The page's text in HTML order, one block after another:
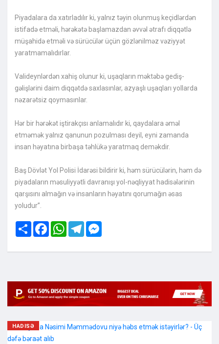
Piyadalara da xatırladılır ki, yalnız təyin olunmuş keçidlərdən
istifadə etməli, hərəkətə başlamazdan əvvəl ətrafı diqqətlə
müşahidə etməli və sürücülər üçün gözlənilməz vəziyyət
yaratmamalıdırlar.
Valideynlərdən xahiş olunur ki, uşaqların məktəbə gediş-
gəlişlərini daim diqqətdə saxlasınlar, azyaşlı uşaqları yollarda
nəzarətsiz qoymasınlar.
Hər bir hərəkət iştirakçısı anlamalıdır ki, qaydalara əməl
etməmək yalnız qanunun pozulması deyil, eyni zamanda
insan həyatına birbaşa təhlükə yaratmaq deməkdir.
Baş Dövlət Yol Polisi İdarəsi bildirir ki, həm sürücülərin, həm də
piyadaların məsuliyyətli davranışı yol-nəqliyyat hadisələrinin
qarşısını almağın və insanların həyatını qorumağın əsas
yoludur”.
Share FacebookWhatsAppTelegram
HADISƏ